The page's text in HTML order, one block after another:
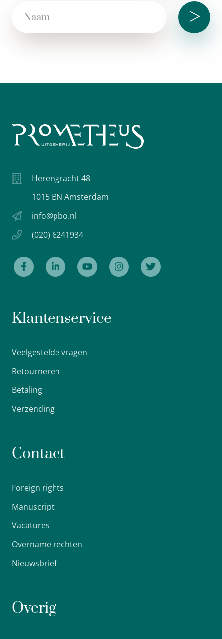
>
Herengracht 48
1015 BN Amsterdam
info@pbo.nl
(020) 6241934
Klantenservice
Veelgestelde vragen
Retourneren
Betaling
Verzending
Contact
Foreign rights
Manuscript
Vacatures
Overname rechten
Nieuwsbrief
Overig